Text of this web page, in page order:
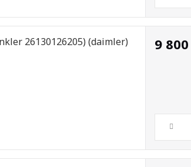
26130126205) (daimler) 9 800